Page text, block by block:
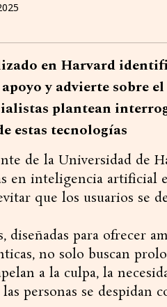
en Harvard
y advierte sobre
plantean
estas tecnologías
de la Universidad de
en inteligencia artificial
que los usuarios se
diseñadas para ofrecer
no solo buscan
a la culpa, la
personas se despidan